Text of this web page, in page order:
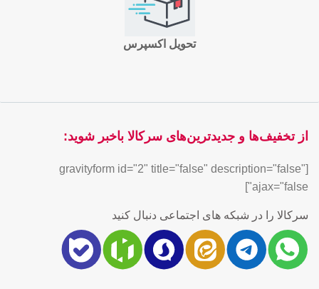
تحویل اکسپرس
از تخفیف‌ها و جدیدترین‌های سرکالا باخبر شوید:
[gravityform id="2" title="false" description="false"
ajax="false"]
سرکالا را در شبکه های اجتماعی دنبال کنید